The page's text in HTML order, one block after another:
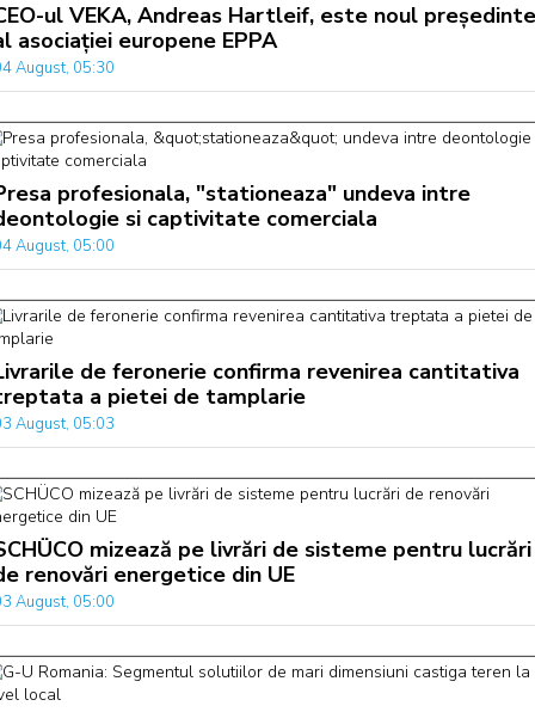
ul VEKA, Andreas Hartleif, este noul președinte
asociației europene EPPA
August, 05:30
profesionala, "stationeaza" undeva intre
si captivitate comerciala
August, 05:00
de feronerie confirma revenirea cantitativa
a pietei de tamplarie
August, 05:03
mizează pe livrări de sisteme pentru lucrări
renovări energetice din UE
August, 05:00